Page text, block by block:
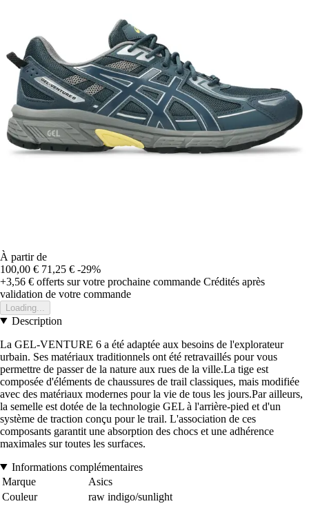
À partir de
100,00 € 71,25 € -29%
+3,56 € offerts sur votre prochaine commande Crédités après
validation de votre commande
Loading...
Description
La GEL-VENTURE 6 a été adaptée aux besoins de l'explorateur
urbain. Ses matériaux traditionnels ont été retravaillés pour vous
permettre de passer de la nature aux rues de la ville.La tige est
composée d'éléments de chaussures de trail classiques, mais modifiée
avec des matériaux modernes pour la vie de tous les jours.Par ailleurs,
la semelle est dotée de la technologie GEL à l'arrière-pied et d'un
système de traction conçu pour le trail. L'association de ces
composants garantit une absorption des chocs et une adhérence
maximales sur toutes les surfaces.
Informations complémentaires
Marque
Asics
Couleur
raw indigo/sunlight